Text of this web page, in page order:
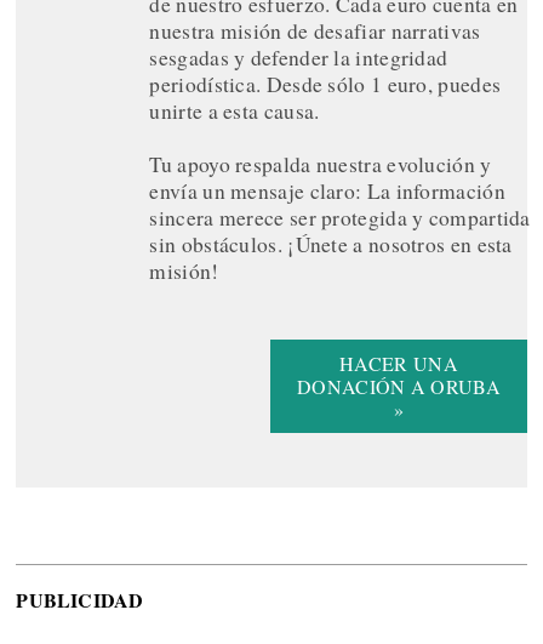
nuestra misión de desafiar narrativas
sesgadas y defender la integridad
periodística. Desde sólo 1 euro, puedes
unirte a esta causa.
Tu apoyo respalda nuestra evolución y
envía un mensaje claro: La información
sincera merece ser protegida y compartida
sin obstáculos. ¡Únete a nosotros en esta
misión!
HACER UNA
DONACIÓN A ORUBA
»
PUBLICIDAD